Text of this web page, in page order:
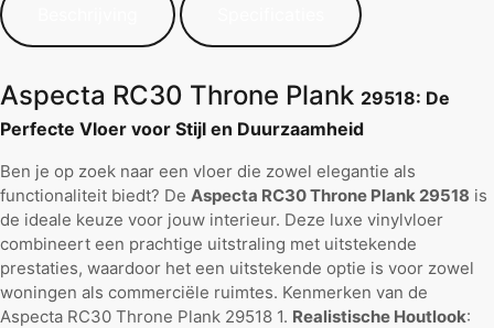
Aspecta RC30 Throne Plank 29518: De
Perfecte Vloer voor Stijl en Duurzaamheid
Ben je op zoek naar een vloer die zowel elegantie als
functionaliteit biedt? De Aspecta RC30 Throne Plank 29518 is
de ideale keuze voor jouw interieur. Deze luxe vinylvloer
combineert een prachtige uitstraling met uitstekende
prestaties, waardoor het een uitstekende optie is voor zowel
woningen als commerciële ruimtes. Kenmerken van de
Aspecta RC30 Throne Plank 29518 1. Realistische Houtlook: